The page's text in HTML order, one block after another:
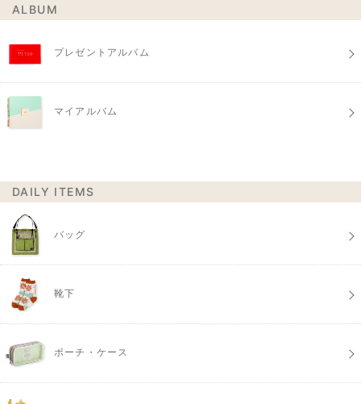
ALBUM
プレゼントアルバム
マイアルバム
DAILY ITEMS
バッグ
靴下
ポーチ・ケース